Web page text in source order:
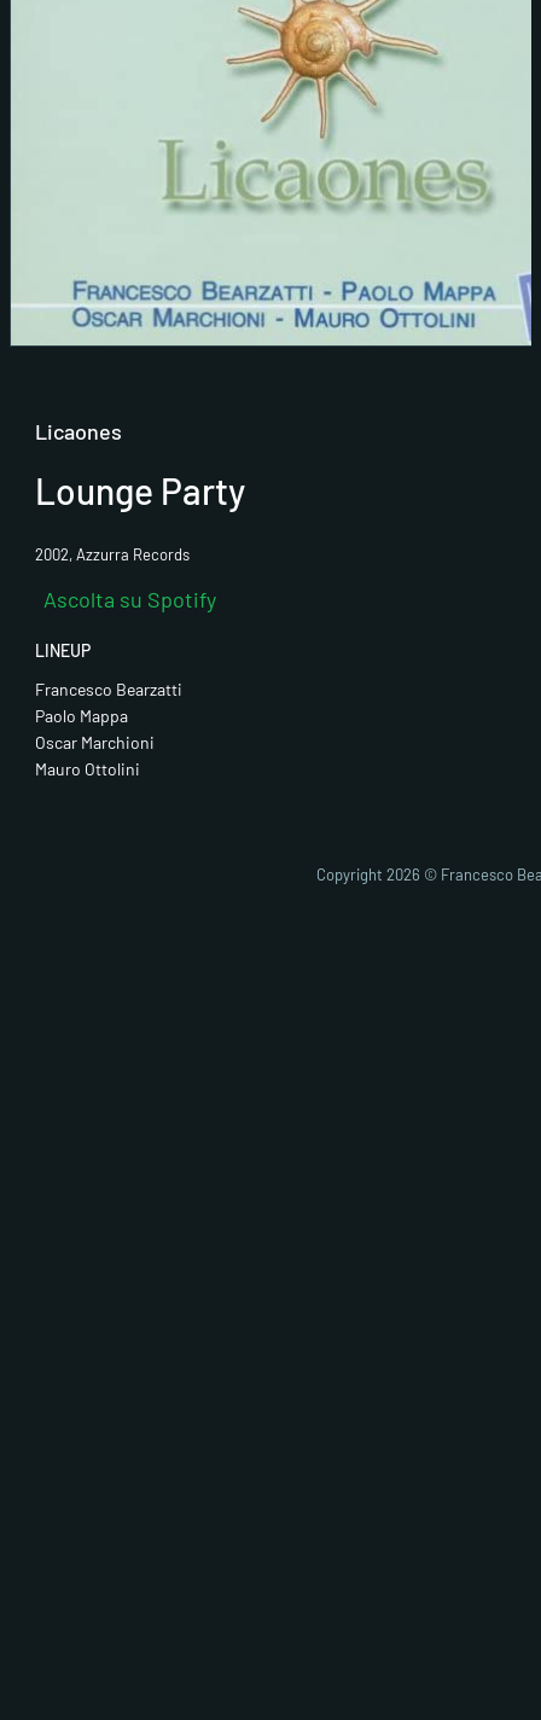
Licaones
Lounge Party
2002, Azzurra Records
Ascolta su Spotify
LINEUP
Francesco Bearzatti
Paolo Mappa
Oscar Marchioni
Mauro Ottolini
Copyright 2026 © Francesco